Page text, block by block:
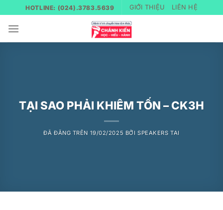
Chuyển
đến
nội
dung
HOTLINE: (024).3783.5639 GIỚI THIỆU LIÊN HỆ
TẠI SAO PHẢI KHIÊM TỐN – CK3H
ĐÃ ĐĂNG TRÊN 19/02/2025 BỞI SPEAKERS TAI